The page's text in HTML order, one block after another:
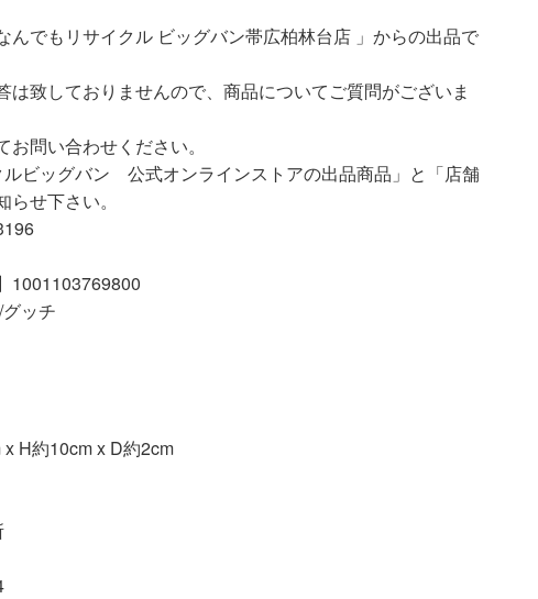
でもリサイクル ビッグバン帯広柏林台店 」からの出品で
は致しておりませんので、商品についてご質問がございま
問い合わせください。
ビッグバン 公式オンラインストアの出品商品」と「店舗
せ下さい。
1001103769800
ッチ
x H約10cm x D約2cm